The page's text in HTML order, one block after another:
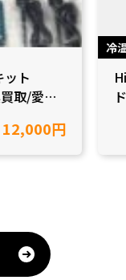
ト
取/愛知
12,000円
冷